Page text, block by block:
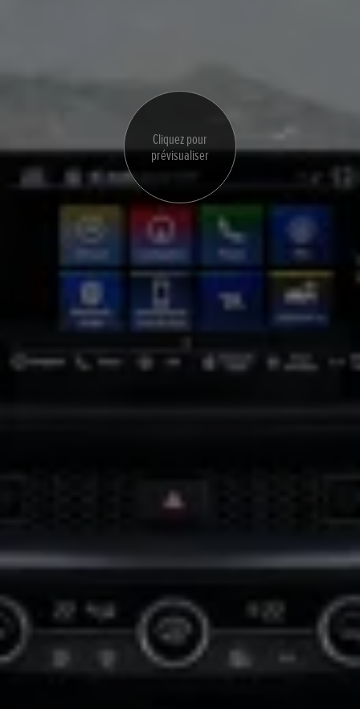
Cliquez pour
prévisualiser